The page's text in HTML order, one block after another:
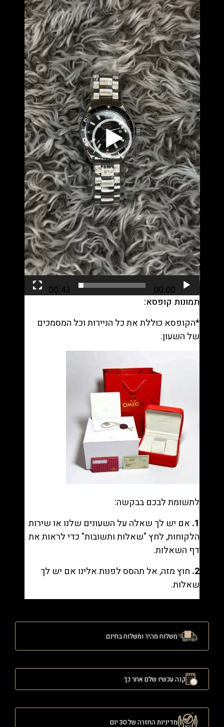
00:00
00:43
תמונות קופסא:
*הקופסא כוללת את כל הניירות וכל המסמכים
של השעון.
לתשומת לבכם בבקשה:
1. אם יש לך שאלה על השעונים שלנו או שירות
הלקוחות, לחץ "שאלות ותשובות" כדי לראות את
דף השאלות.
2. חוץ מזה, אל תהסס לפנות אלינו אם יש לך
שאלות.
משלוח מהיר ומשלוח בחינם
קנה עכשיו שלם אחר כך
מדיניות החזרה של 30 יום